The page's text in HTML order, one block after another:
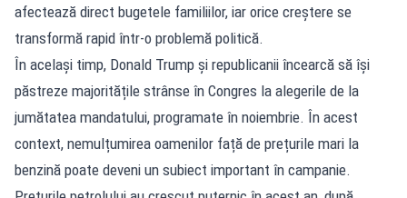
afectează direct bugetele familiilor, iar orice creștere se
transformă rapid într-o problemă politică.
În același timp, Donald Trump și republicanii încearcă să își
păstreze majoritățile strânse în Congres la alegerile de la
jumătatea mandatului, programate în noiembrie. În acest
context, nemulțumirea oamenilor față de prețurile mari la
benzină poate deveni un subiect important în campanie.